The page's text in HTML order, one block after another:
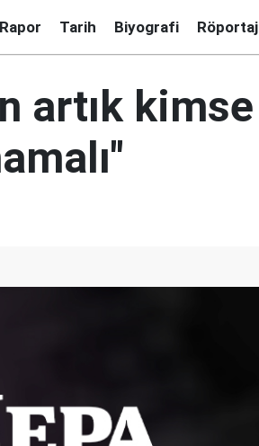
Rapor Tarih Biyografi Röportaj
artık kimse